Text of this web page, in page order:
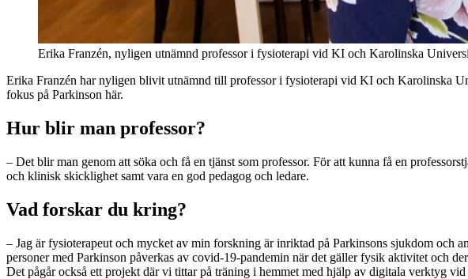
Erika Franzén, nyligen utnämnd professor i fysioterapi vid KI och Karolinska
Erika Franzén har nyligen blivit utnämnd till professor i fysioterapi vid KI och Karolinska
fokus på Parkinson här.
Hur blir man professor?
– Det blir man genom att söka och få en tjänst som professor. För att kunna få en
och klinisk skicklighet samt vara en god pedagog och ledare.
Vad forskar du kring?
– Jag är fysioterapeut och mycket av min forskning är inriktad på Parkinsons sjukdom
personer med Parkinson påverkas av covid-19-pandemin när det gäller fysik aktivitet och
Det pågår också ett projekt där vi tittar på träning i hemmet med hjälp av digitala verktyg vid